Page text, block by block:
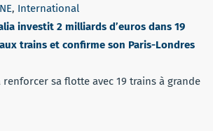
, International
investit 2 milliards d’euros dans 19
trains et confirme son Paris-Londres
renforcer sa flotte avec 19 trains à grande